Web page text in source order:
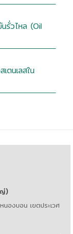
นรั่วไหล (Oil
ตนเลสใน
)
องบอน เขตประเวศ